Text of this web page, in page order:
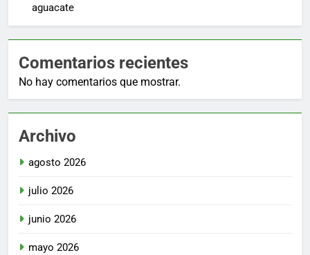
aguacate
Comentarios recientes
No hay comentarios que mostrar.
Archivo
agosto 2026
julio 2026
junio 2026
mayo 2026